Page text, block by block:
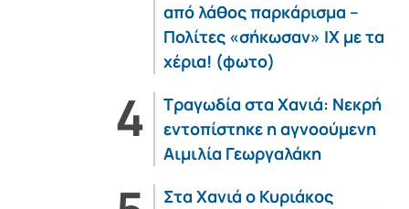
από λάθος παρκάρισμα –
Πολίτες «σήκωσαν» ΙΧ με τα
χέρια! (φωτο)
Τραγωδία στα Χανιά: Νεκρή
εντοπίστηκε η αγνοούμενη
Αιμιλία Γεωργαλάκη
Στα Χανιά ο Κυριάκος